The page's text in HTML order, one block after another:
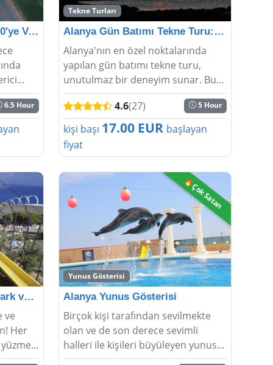
Alanya Gece Safarisi | %50'ye Varan İndirim
ve
v...
6.5 Hour
Tekne Turları
Alanya Gün Batımı Tekne Turu: Denizin Büyüsünde
Alanya'nın en özel noktalarında
yapılan gün batımı tekne turu,
unutulmaz bir deneyim sunar. Bu
tur, binlerce kişi tarafından tercih
ediliyor. Alanya Gün Batımı tekne
turu, limandan başlayarak şehir
silueti,...
4.6(27) 5 Hour
kişi başı 17.00 EUR başlayan
fiyat
Alanya'dan Eftalia Aqua Park ve Her Şey Dahil Tur
ve
Her
🔥Çok Satan
Yunus Gösterisi
Alanya Yunus Gösterisi
Birçok kişi tarafından sevilmekte
olan ve de son derece sevimli
halleri ile kişileri büyüleyen yunus
gösterisi Alanya çocuk dostu turları